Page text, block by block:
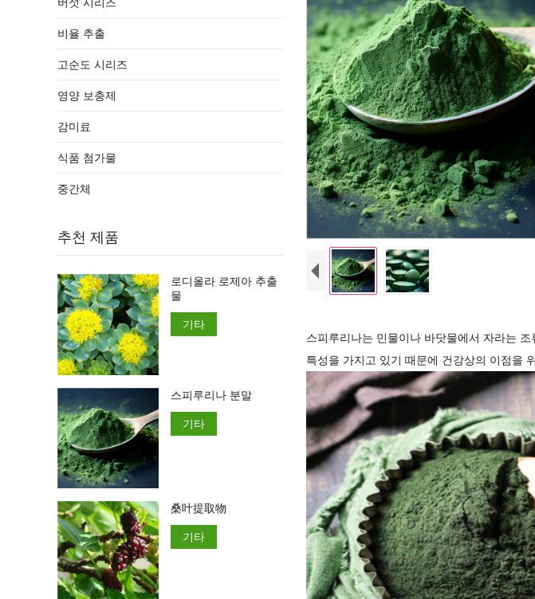
스피루리나는 민물이나 바닷물에서 자라는
특성을 가지고 있기 때문에 건강상의 이점을
비율 추출
고순도 시리즈
영양 보충제
감미료
식품 첨가물
중간체
추천 제품
로디올라 로제아 추출
물
기타
스피루리나 분말
기타
桑叶提取物
기타